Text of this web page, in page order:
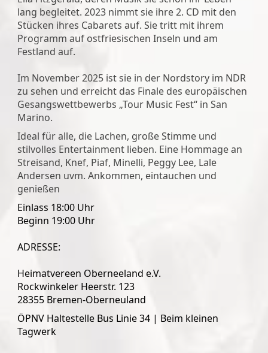
lang begleitet. 2023 nimmt sie ihre 2. CD mit den
Stücken ihres Cabarets auf. Sie tritt mit ihrem
Programm auf ostfriesischen Inseln und am
Festland auf.
Im November 2025 ist sie in der Nordstory im NDR
zu sehen und erreicht das Finale des europäischen
Gesangswettbewerbs „Tour Music Fest“ in San
Marino.
Ideal für alle, die Lachen, große Stimme und
stilvolles Entertainment lieben. Eine Hommage an
Streisand, Knef, Piaf, Minelli, Peggy Lee, Lale
Andersen uvm. Ankommen, eintauchen und
genießen
Einlass 18:00 Uhr
Beginn 19:00 Uhr
ADRESSE:
Heimatvereen Oberneeland e.V.
Rockwinkeler Heerstr. 123
28355 Bremen-Oberneuland
ÖPNV Haltestelle Bus Linie 34 | Beim kleinen
Tagwerk